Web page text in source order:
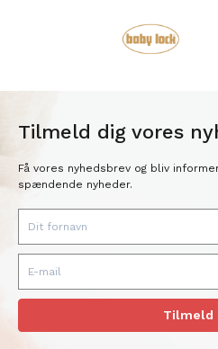
Tilmeld dig vores
Få vores nyhedsbrev og bliv
spændende nyheder.
Tilmeld